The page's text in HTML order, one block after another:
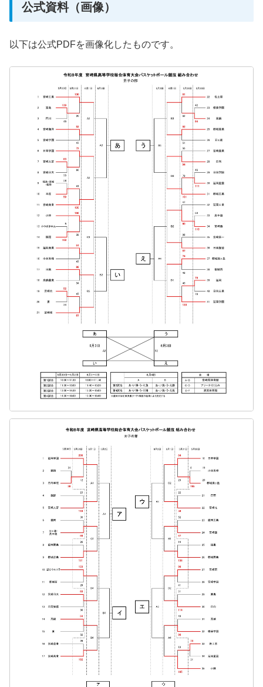
公式資料（画像）
以下は公式PDFを画像化したものです。